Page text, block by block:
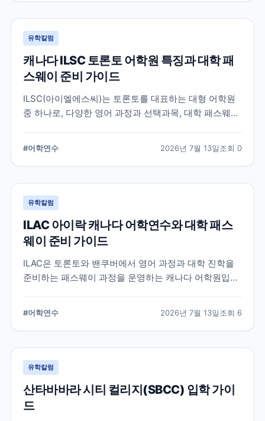
유학칼럼
캐나다 ILSC 토론토 어학원 특징과 대학 패
스웨이 준비 가이드
ILSC(아이엘에스씨)는 토론토를 대표하는 대형 어학원
중 하나로, 다양한 영어 과정과 선택과목, 대학 패스웨이
해야 할 주요 특징과 준비 사항을 정리했습니다.
#어학연수 2026년 7월 13일조회 0
유학칼럼
ILAC 아이락 캐나다 어학연수와 대학 패스
웨이 준비 가이드
ILAC은 토론토와 밴쿠버에서 영어 과정과 대학 진학을
준비하는 패스웨이 과정을 운영하는 캐나다 어학원입니
다.
#어학연수 2026년 7월 13일조회 6
유학칼럼
산타바바라 시티 컬리지(SBCC) 입학 가이
드